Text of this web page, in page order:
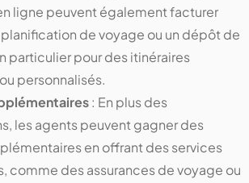
ligne peuvent également facturer
de voyage ou un dépôt de
particulier pour des itinéraires
personnalisés.
: En plus des
les agents peuvent gagner des
en offrant des services
comme des assurances de voyage ou